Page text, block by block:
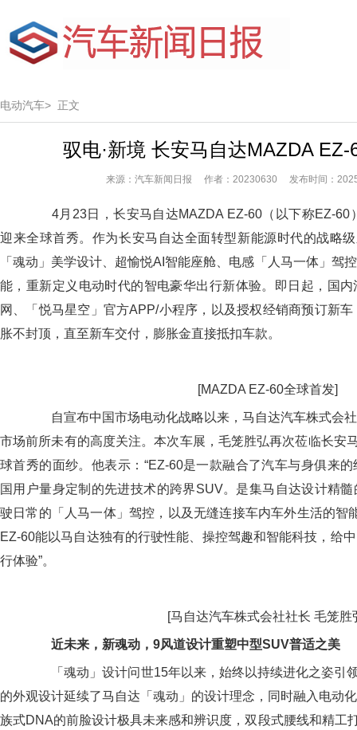
电动汽车> 正文
驭电·新境 长安马自达MAZDA EZ-
来源：汽车新闻日报 作者：20230630 发布时间：
4月23日，长安马自达MAZDA EZ-60（以下称EZ-60
迎来全球首秀。作为长安马自达全面转型新能源时代的战略
「魂动」美学设计、超愉悦AI智能座舱、电感「人马一体」驾
能，重新定义电动时代的智电豪华出行新体验。即日起，国
网、「悦马星空」官方APP/小程序，以及授权经销商预订新
胀不封顶，直至新车交付，膨胀金直接抵扣车款。
[MAZDA EZ-60全球首发]
自宣布中国市场电动化战略以来，马自达汽车株式会社
市场前所未有的高度关注。本次车展，毛笼胜弘再次莅临长安
球首秀的面纱。他表示：“EZ-60是一款融合了汽车与身俱来
国用户量身定制的先进技术的跨界SUV。是集马自达设计精
驶日常的「人马一体」驾控，以及无缝连接车内车外生活的智
EZ-60能以马自达独有的行驶性能、操控驾趣和智能科技，给
行体验”。
[马自达汽车株式会社社长 毛笼胜
近未来，新魂动，9风道设计重塑中型SUV普适之美
「魂动」设计问世15年以来，始终以持续进化之姿引
的外观设计延续了马自达「魂动」的设计理念，同时融入电动
族式DNA的前脸设计极具未来感和辨识度，双段式腰线和精工